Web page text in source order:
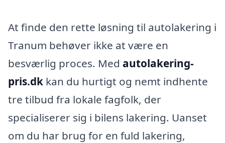
At finde den rette løsning til autolakering i
Tranum behøver ikke at være en
besværlig proces. Med autolakering-
pris.dk kan du hurtigt og nemt indhente
tre tilbud fra lokale fagfolk, der
specialiserer sig i bilens lakering. Uanset
om du har brug for en fuld lakering,